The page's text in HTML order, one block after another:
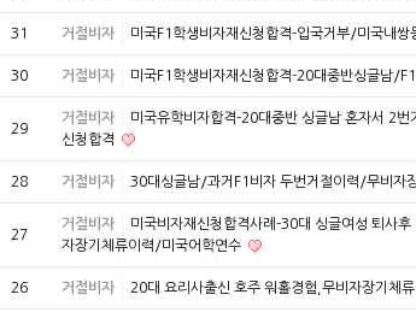
31 거절비자 미국F1학생비자재신청합격-입국거부/미국내쌍
30 거절비자 미국F1학생비자재신청합격-20대중반싱글남/
29
거절비자
미국유학비자합격-20대중반 싱글남 혼자서 2
신청합격
28 거절비자 30대싱글남/과거F1비자 두번거절이력/무비자
27
거절비자
미국비자재신청합격사례-30대 싱글여성 퇴사
자장기체류이력/미국어학연수
26 거절비자 20대 요리사출신 호주 워홀경험,무비자장기체